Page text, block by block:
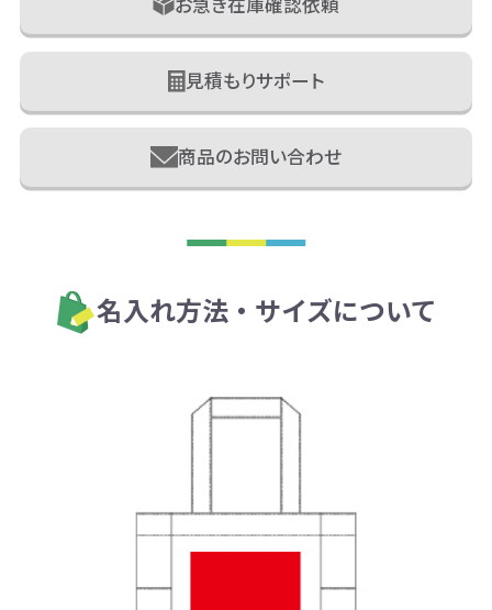
見積もりサポート
商品のお問い合わせ
名入れ方法・サイズについて